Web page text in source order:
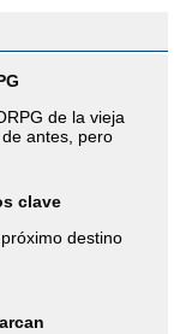
de la vieja
antes, pero
clave
destino